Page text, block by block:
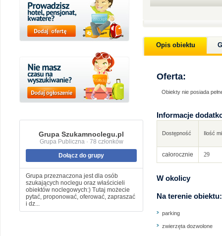
Grupa Szukamnoclegu.pl
Grupa Publiczna · 78 członków
Dołącz do grupy
Grupa przeznaczona jest dla osób
szukających noclegu oraz właścicieli
obiektów noclegowych:) Tutaj możecie
pytać, proponować, oferować, zapraszać
i dz...
Opis obiektu
Oferta:
Obiekty nie posiada
Informacje
Dostępność Ilość
całorocznie 29
W okolicy
Na terenie obiektu:
parking
zwierzęta dozwolone